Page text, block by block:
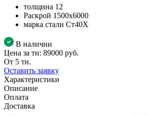
толщина 12
Раскрой 1500х6000
марка стали Ст40Х
В наличии
Цена за тн: 89000 руб.
От 5 тн.
Оставить заявку
Характеристики
Описание
Оплата
Доставка